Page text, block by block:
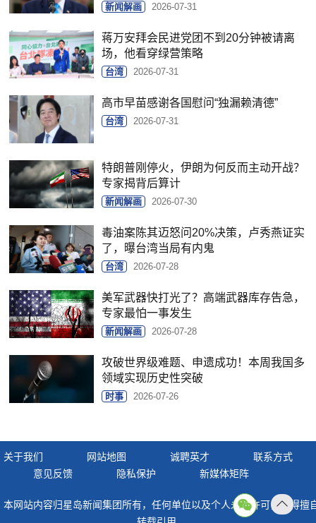
新闻解画 2026-07-31
蒋万安拜会民进党团不到20分钟被请离
场，他看穿绿营策略
台湾 2026-07-31
高市早苗感谢各国慰问“独漏赖清德”
台湾 2026-07-31
特朗普刚停火，伊朗为何反而主动开战？
专家揭背后算计
新闻解画 2026-07-30
毒油案陈其迈怒问20%决策，卢秀燕证实
了，曝台湾当局有内鬼
台湾 2026-07-28
美军武器快打光了？高端武器库存告急，
专家最怕一事发生
新闻解画 2026-07-28
攻破世界级难题、申遗成功！本周我国多
领域实现历史性突破
时事 2026-07-26
关于我们 网站地图 诚聘英才
联系方式
意见反馈
隐私保护 新媒体矩阵
本网站内容归星岛新闻集团所有，任何单位以及个人未经许可，不得擅